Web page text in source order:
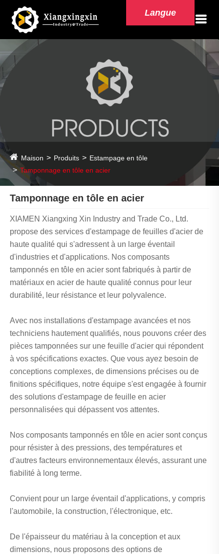
Langue
Maison Produits
Estampage en tôle
Tamponnage en tôle en acier
Tamponnage en tôle en acier
XIAMEN Xiangxing Xin Industry and Trade Co., Ltd.
propose des services d'estampage de feuilles d'acier de
haute qualité qui s'adressent à un large éventail
d'industries et d'applications. Nos composants
tamponnés en tôle en acier sont fabriqués à partir de
matériaux en acier de haute qualité connus pour leur
durabilité, leur résistance et leur polyvalence.
Avec nos installations d'estampage avancées et nos
techniciens hautement qualifiés, nous pouvons créer des
pièces tamponnées sur une feuille d'acier qui répondent
à vos spécifications exactes. Que vous ayez besoin de
conceptions complexes, de dimensions précises ou de
finitions spécifiques, notre équipe s'est engagée à fournir
des solutions d'estampage de feuille en acier
personnalisées qui dépassent vos attentes.
Nos composants tamponnés en tôle en acier sont conçus
pour résister à des pressions, des températures et
d'autres facteurs environnementaux élevés, assurant une
fiabilité à long terme.
Convient pour un large éventail d'applications, y compris
l'automobile, la construction, l'électronique, etc.
De l'épaisseur du matériau à la conception et aux
dimensions, nous proposons des options de